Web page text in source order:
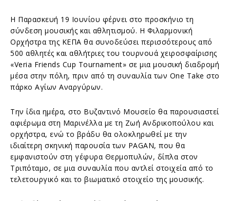
Η Παρασκευή 19 Ιουνίου φέρνει στο προσκήνιο τη
σύνδεση μουσικής και αθλητισμού. Η Φιλαρμονική
Ορχήστρα της ΚΕΠΑ θα συνοδεύσει περισσότερους από
500 αθλητές και αθλήτριες του τουρνουά χειροσφαίρισης
«Veria Friends Cup Tournament» σε μια μουσική διαδρομή
μέσα στην πόλη, πριν από τη συναυλία των One Take στο
πάρκο Αγίων Αναργύρων.
Την ίδια ημέρα, στο Βυζαντινό Μουσείο θα παρουσιαστεί
αφιέρωμα στη Μαρινέλλα με τη Ζωή Ανδρικοπούλου και
ορχήστρα, ενώ το βράδυ θα ολοκληρωθεί με την
ιδιαίτερη σκηνική παρουσία των PAGAN, που θα
εμφανιστούν στη γέφυρα Θερμοπυλών, δίπλα στον
Τριπόταμο, σε μια συναυλία που αντλεί στοιχεία από το
τελετουργικό και το βιωματικό στοιχείο της μουσικής.